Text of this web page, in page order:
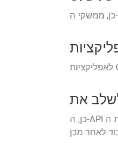
כן, ה-API בנוי לתמוך בזרימות עבודה אוטומציה. ניתן לשלב אותו בקלות בצנרת ה-CI/CD שלך באמצעות ערכות ה-SDK הזמינות עבור .NET, Java, PHP, Ruby, Android, Go, Python